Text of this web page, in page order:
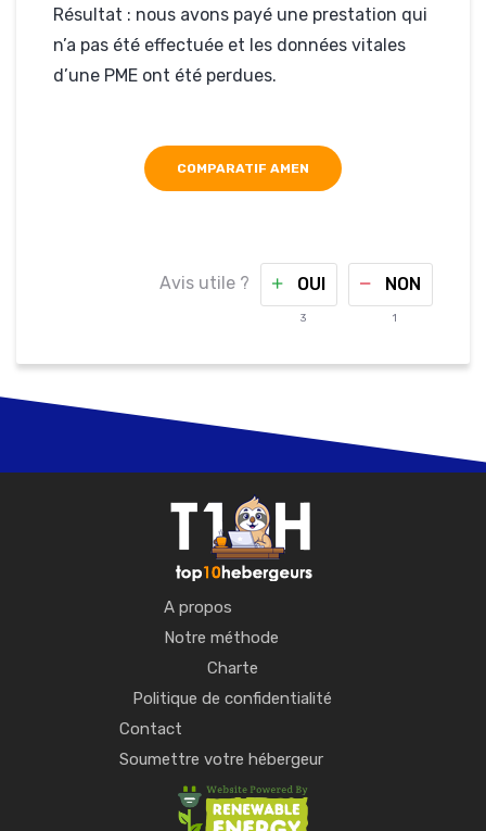
Résultat : nous avons payé une prestation qui
n’a pas été effectuée et les données vitales
d’une PME ont été perdues.
COMPARATIF AMEN
Avis utile ? OUI
3
NON
1
A propos
Notre méthode
Charte
Politique de confidentialité
Contact
Soumettre votre hébergeur